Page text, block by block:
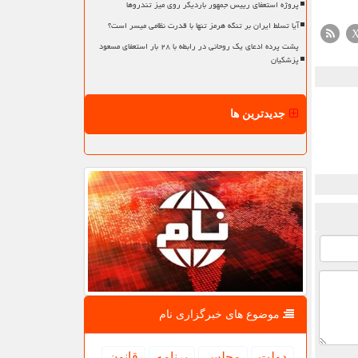
پروژه استعفای رییس جمهور باردیگر روی میز تندروها
آیا تسلط ایران بر تنگه هرمز تنها با قدرت نظامی میسر است؟
پشت پرده ادعای یک روحانی در رابطه با ۲۸ بار استعفای مسعود
پزشکیان
جدیدترین ها
موضوع های خبرگزاری نام